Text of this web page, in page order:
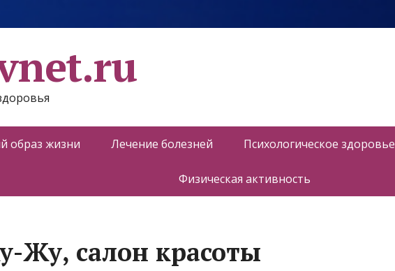
образ жизни Лечение болезней Психологическое здоровье
Физическая активность
Жу, салон красоты